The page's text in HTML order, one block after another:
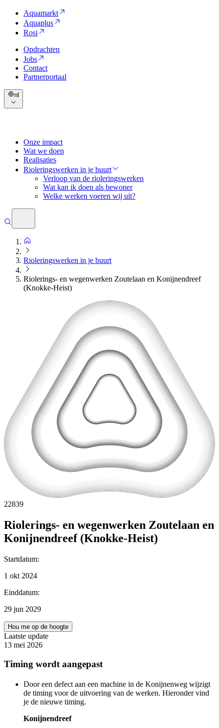
Aquamarkt
Aquaplus
Rosi
Opdrachten
Jobs
Contact
Partnerportaal
nl
Onze impact
Wat we doen
Realisaties
Rioleringswerken in je buurt
Verloop van de rioleringswerken
Wat kan ik doen als bewoner
Welke werken voeren wij uit?
Rioleringswerken in je buurt
Riolerings- en wegenwerken Zoutelaan en Konijnendreef
(Knokke-Heist)
22839
Riolerings- en wegenwerken Zoutelaan en
Konijnendreef (Knokke-Heist)
Startdatum:
1 okt 2024
Einddatum:
29 jun 2029
Hou me op de hoogte
Laatste update
13 mei 2026
Timing wordt aangepast
Door een defect aan een machine in de Konijnenweg wijzigt
de timing voor de uitvoering van de werken. Hieronder vind
je de nieuwe timing.
Konijnendreef